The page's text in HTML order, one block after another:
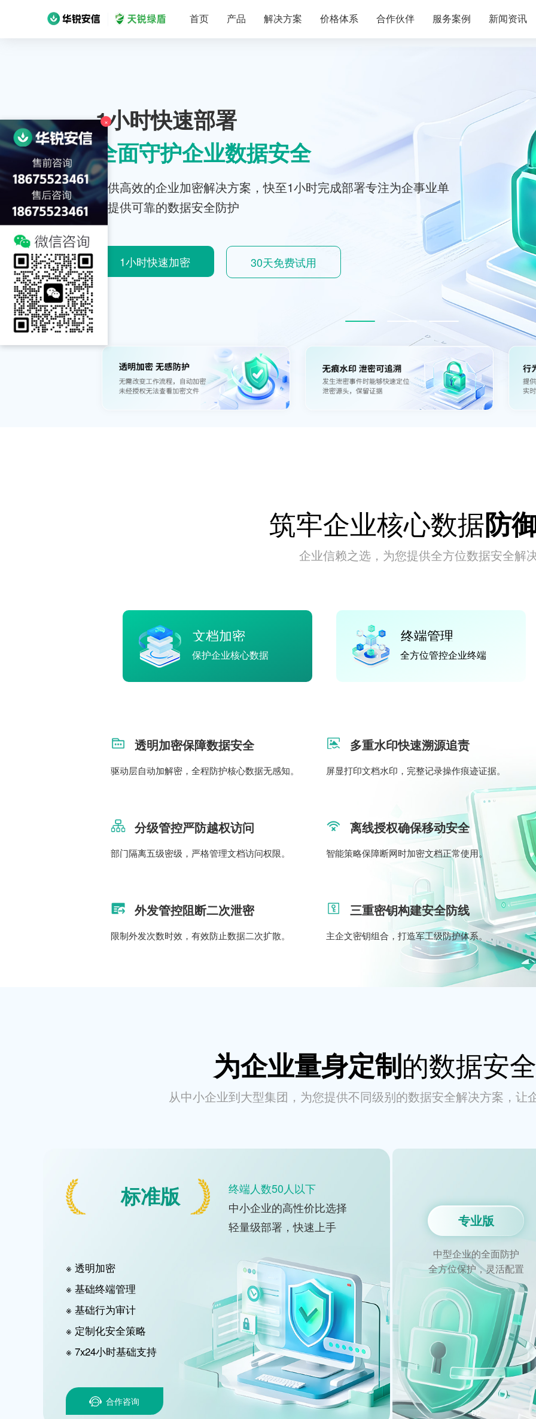
首页 产品 解决方案 价格体系 合作伙伴 服务案例 新闻资讯
1小时快速部署
全面守护企业数据安全
提供高效的企业加密解决方案，快至1小时完成部署专注为企事业单
位提供可靠的数据安全防护
1小时快速加密 30天免费试用
筑牢企业核心数据防
企业信赖之选，为您提供全方位数据安全解
文档加密
保护企业核心数据
终端管理
全方位管控企业终端
透明加密保障数据安全
驱动层自动加解密，全程防护核心数据无感知。
分级管控严防越权访问
部门隔离五级密级，严格管理文档访问权限。
外发管控阻断二次泄密
限制外发次数时效，有效防止数据二次扩散。
多重水印快速溯源追责
屏显打印文档水印，完整记录操作痕迹证据。
离线授权确保移动安全
智能策略保障断网时加密文档正常使用。
三重密钥构建安全防线
主企文密钥组合，打造军工级防护体系。
为企业量身定制的数据安
从中小企业到大型集团，为您提供不同级别的数据安全解决方案，让
标准版
终端人数50人以下
中小企业的高性价比选择
轻量级部署，快速上手
※ 透明加密
※ 基础终端管理
※ 基础行为审计
※ 定制化安全策略
※ 7x24小时基础支持
合作咨询
专业版
中型企业的全面防护
全方位保护，灵活配置
02
×